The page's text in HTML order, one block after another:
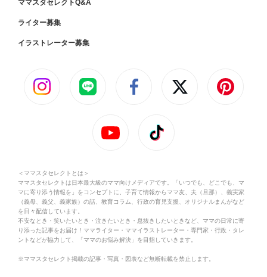
ママスタセレクトQ&A
ライター募集
イラストレーター募集
＜ママスタセレクトとは＞
ママスタセレクトは日本最大級のママ向けメディアです。「いつでも、どこでも、マ
マに寄り添う情報を」をコンセプトに、子育て情報からママ友、夫（旦那）、義実家
（義母、義父、義家族）の話、教育コラム、行政の育児支援、オリジナルまんがなど
を日々配信しています。
不安なとき・笑いたいとき・泣きたいとき・息抜きしたいときなど、ママの日常に寄
り添った記事をお届け！ママライター・ママイラストレーター・専門家・行政・タレ
ントなどが協力して、「ママのお悩み解決」を目指していきます。
※ママスタセレクト掲載の記事・写真・図表など無断転載を禁止します。